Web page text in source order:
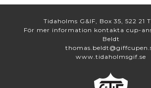
Tidaholms G&IF, Box 35, 522 21
För mer information kontakta cup-
Beldt
www.tidaholmsgif.se